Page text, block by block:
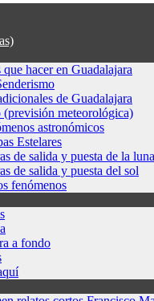
que hacer en Guadalajara
de Guadalajara
meteorológica)
astronómicos
Estelares
de salida y puesta de la luna
de salida y puesta del sol
fenómenos
a fondo